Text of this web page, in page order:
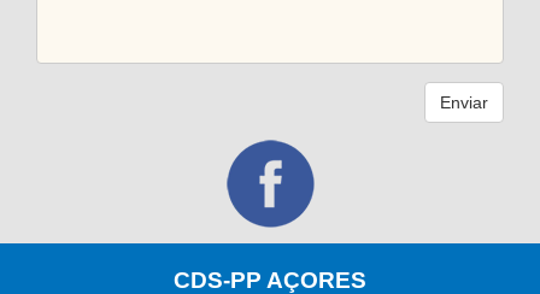
Enviar
CDS-PP AÇORES